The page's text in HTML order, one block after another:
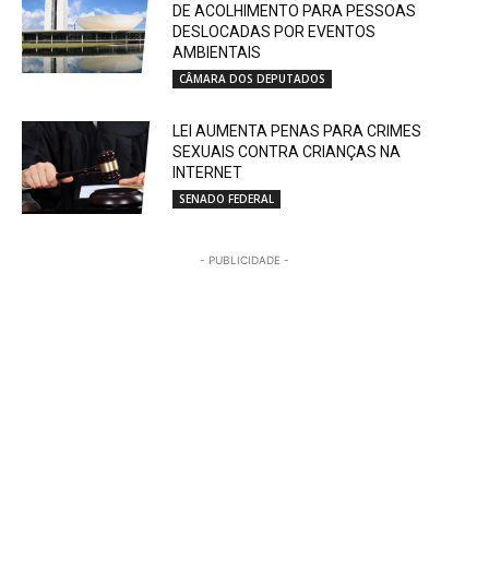
DE ACOLHIMENTO PARA PESSOAS
DESLOCADAS POR EVENTOS
AMBIENTAIS
CÂMARA DOS DEPUTADOS
LEI AUMENTA PENAS PARA CRIMES
SEXUAIS CONTRA CRIANÇAS NA
INTERNET
SENADO FEDERAL
- PUBLICIDADE -